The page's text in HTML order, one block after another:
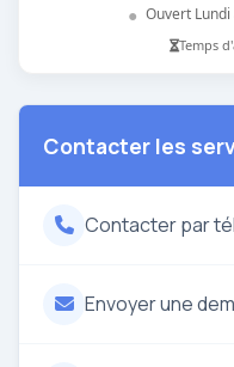
● Ouvert
Temps
Contacter les
Contacter par
Envoyer une